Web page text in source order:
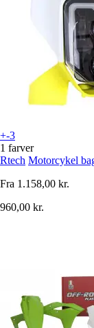
+-3
1 farver
Rtech Motorcykel
Fra 1.158,00 kr.
960,00 kr.